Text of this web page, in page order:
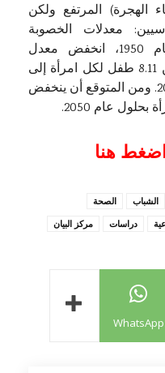
الهجرة) المرتفع ولكن
معدلات الخصوبة
ومعدلات الوفيات. ومقارنة بعام 1950، انخفض معدل
الخصوبة الإجمالي بنحو 60%، من 8.11 طفل لكل امرأة إلى
3.45 طفل لكل امرأة في عام 2022. ومن المتوقع أن ينخفض
اضغط هنا
الشباب
الصحة
دراسات مركز البيان
WhatsApp